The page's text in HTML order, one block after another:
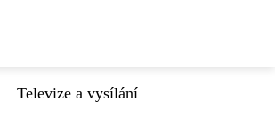
Televize a vysílání